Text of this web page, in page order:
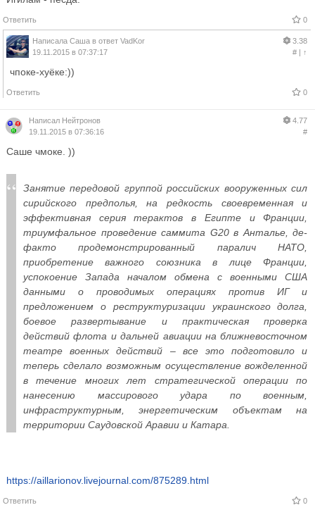
Ответить 0
Написала Саша в ответ VadKor
19.11.2015 в 07:37:17
3.38
#| ↑
чпоке-хуёке:))
Ответить 0
Написал Нейтронов
19.11.2015 в 07:36:16
4.77
#
Саше чмоке. ))
Занятие передовой группой российских вооруженных сил
сирийского предполья, на редкость своевременная и
эффективная серия терактов в Египте и Франции,
триумфальное проведение саммита G20 в Анталье, де-
факто продемонстрированный паралич НАТО,
приобретение важного союзника в лице Франции,
успокоение Запада началом обмена с военными США
данными о проводимых операциях против ИГ и
предложением о реструктуризации украинского долга,
боевое развертывание и практическая проверка
действий флота и дальней авиации на ближневосточном
театре военных действий – все это подготовило и
теперь сделало возможным осуществление вожделенной
в течение многих лет стратегической операции по
нанесению массирового удара по военным,
инфраструктурным, энергетическим объектам на
территории Саудовской Аравии и Катара.
https://aillarionov.livejournal.com/875289.html
Ответить 0